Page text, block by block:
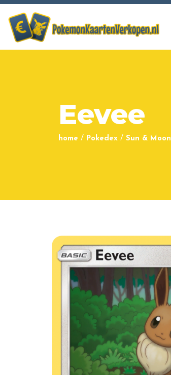
Eevee
home / Pokedex / Sun & Moon